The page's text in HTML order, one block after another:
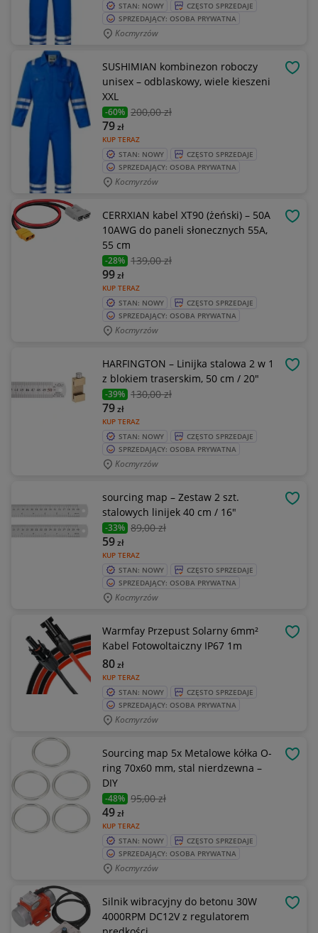
STAN: NOWY
CZĘSTO SPRZEDAJE
SPRZEDAJĄCY: OSOBA PRYWATNA
Kocmyrzów
SUSHIMIAN kombinezon roboczy
unisex – odblaskowy, wiele kieszeni
XXL
-60% 200,00 zł
KUP TERAZ
79zł
STAN: NOWY
CZĘSTO SPRZEDAJE
SPRZEDAJĄCY: OSOBA PRYWATNA
Kocmyrzów
CERRXIAN kabel XT90 (żeński) – 50A
10AWG do paneli słonecznych 55A,
55 cm
-28% 139,00 zł
KUP TERAZ
99zł
STAN: NOWY
CZĘSTO SPRZEDAJE
SPRZEDAJĄCY: OSOBA PRYWATNA
Kocmyrzów
HARFINGTON – Linijka stalowa 2 w 1
z blokiem traserskim, 50 cm / 20"
-39% 130,00 zł
KUP TERAZ
79zł
STAN: NOWY
CZĘSTO SPRZEDAJE
SPRZEDAJĄCY: OSOBA PRYWATNA
Kocmyrzów
sourcing map – Zestaw 2 szt.
stalowych linijek 40 cm / 16"
-33% 89,00 zł
KUP TERAZ
59zł
STAN: NOWY
CZĘSTO SPRZEDAJE
SPRZEDAJĄCY: OSOBA PRYWATNA
Kocmyrzów
Warmfay Przepust Solarny 6mm²
Kabel Fotowoltaiczny IP67 1m
KUP TERAZ
80zł
STAN: NOWY
CZĘSTO SPRZEDAJE
SPRZEDAJĄCY: OSOBA PRYWATNA
Kocmyrzów
Sourcing map 5x Metalowe kółka O-
ring 70x60 mm, stal nierdzewna –
DIY
-48% 95,00 zł
KUP TERAZ
49zł
STAN: NOWY
CZĘSTO SPRZEDAJE
SPRZEDAJĄCY: OSOBA PRYWATNA
Kocmyrzów
Silnik wibracyjny do betonu 30W
4000RPM DC12V z regulatorem